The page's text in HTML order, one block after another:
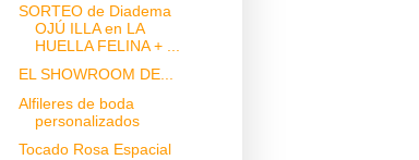
SORTEO de Diadema
OJÚ ILLA en LA
HUELLA FELINA + ...
EL SHOWROOM DE...
Alfileres de boda
personalizados
Tocado Rosa Espacial